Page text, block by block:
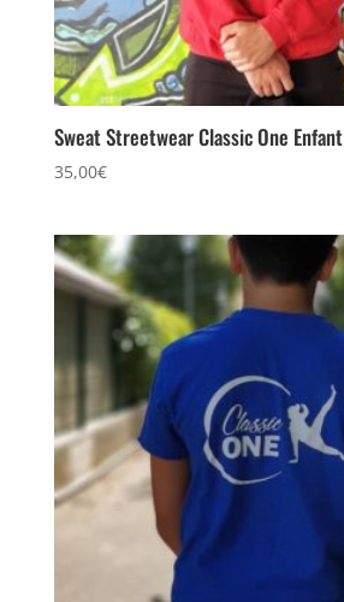
Sweat Streetwear Classic One Enfant
35,00€